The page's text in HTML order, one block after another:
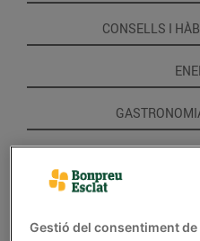
CONSELLS I
Gestió del consentiment de